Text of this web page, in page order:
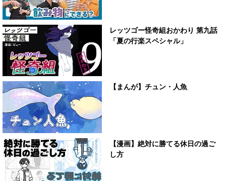
レッツゴー怪奇組おかわり 第九話
「夏の行楽スペシャル」
【まんが】チュン・人魚
【漫画】絶対に勝てる休日の過ご
し方